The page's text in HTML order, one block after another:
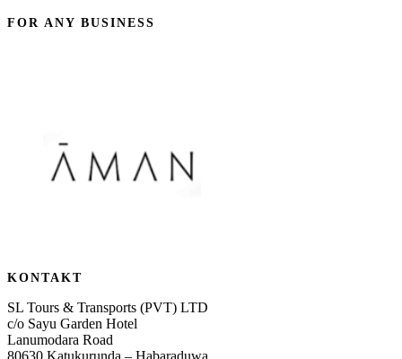
FOR ANY BUSINESS
KONTAKT
SL Tours & Transports (PVT) LTD
c/o Sayu Garden Hotel
Lanumodara Road
80630 Katukurunda – Habaraduwa